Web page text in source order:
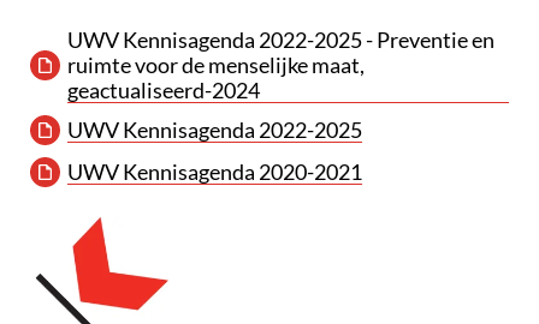
UWV Kennisagenda 2022-2025 - Preventie en
ruimte voor de menselijke maat,
geactualiseerd-2024
UWV Kennisagenda 2022-2025
UWV Kennisagenda 2020-2021